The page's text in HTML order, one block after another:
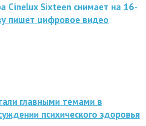
Cinelux Sixteen снимает на 16-
пишет цифровое видео
главными темами в
психического здоровья